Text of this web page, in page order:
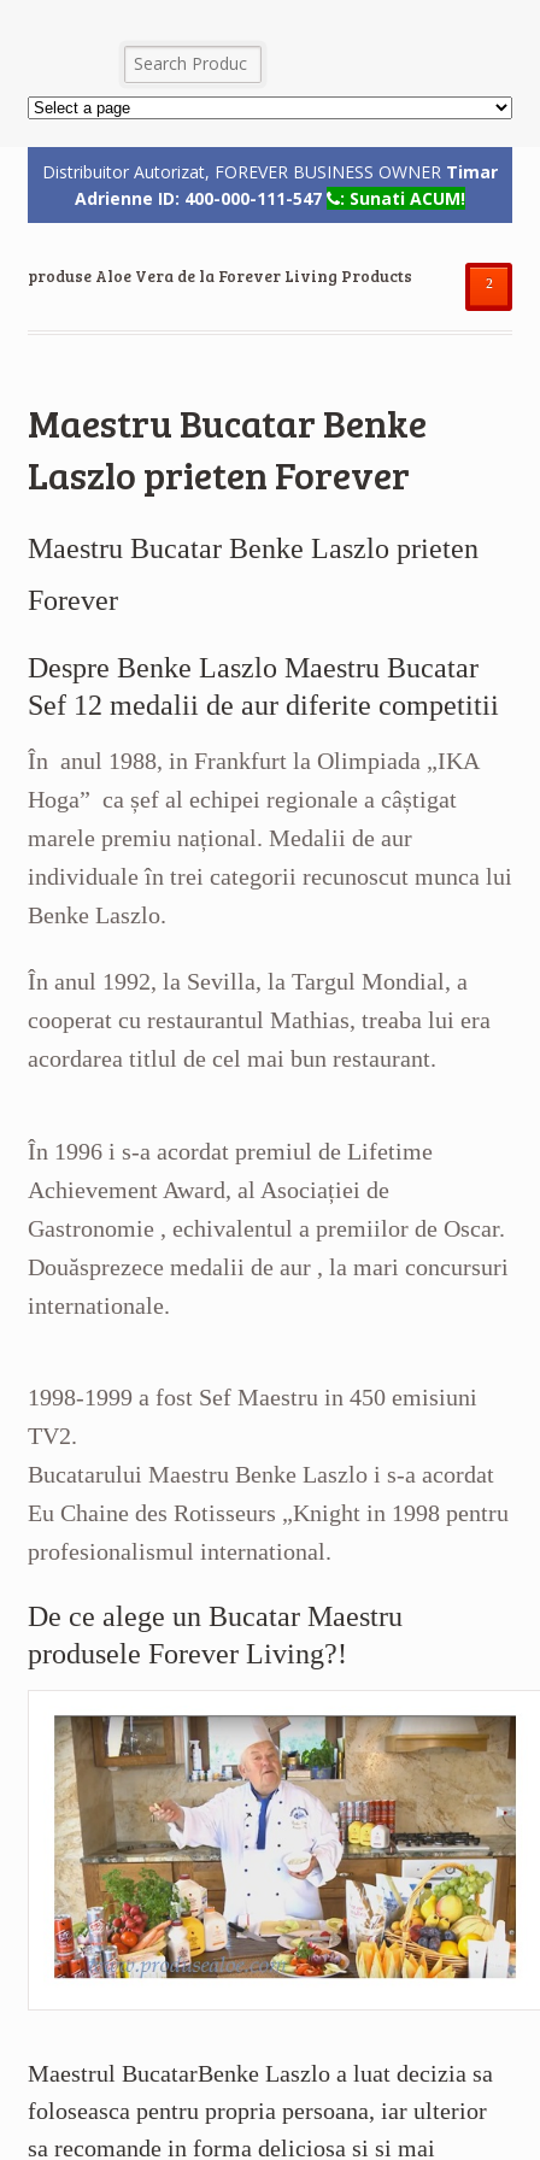
Distribuitor Autorizat, FOREVER BUSINESS OWNER Timar
Adrienne ID: 400-000-111-547
: Sunati ACUM!
produse Aloe Vera de la Forever Living Products ²
Maestru Bucatar Benke
Laszlo prieten Forever
Maestru Bucatar Benke Laszlo prieten
Forever
Despre Benke Laszlo Maestru Bucatar
Sef 12 medalii de aur diferite competitii
În anul 1988, in Frankfurt la Olimpiada „IKA
Hoga” ca șef al echipei regionale a câștigat
marele premiu național. Medalii de aur
individuale în trei categorii recunoscut munca lui
Benke Laszlo.
În anul 1992, la Sevilla, la Targul Mondial, a
cooperat cu restaurantul Mathias, treaba lui era
acordarea titlul de cel mai bun restaurant.
În 1996i s-a acordat premiul de Lifetime
Achievement Award, al Asociației de
Gastronomie , echivalentul a premiilorde Oscar.
Douăsprezece medalii de aur , la mari concursuri
internationale.
1998-1999 a fost Sef Maestru in 450 emisiuni
TV2.
Bucatarului Maestru Benke Laszlo i s-a acordat
Eu Chaine des Rotisseurs „Knight in 1998pentru
profesionalismul international.
De ce alege un Bucatar Maestru
produsele Forever Living?!
Maestrul BucatarBenke Laszlo a luat decizia sa
foloseasca pentru propria persoana, iar ulterior
sa recomande in forma deliciosa si si mai